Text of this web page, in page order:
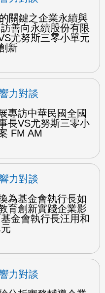
關鍵之企業永續與
善向永續股份有限
尤努斯三零小單元
新
力對談
專訪中華民國全國
長VS尤努斯三零小
FM AM
力對談
為基金會執行長如
育創新實踐企業影
金會執行長汪用和
力對談